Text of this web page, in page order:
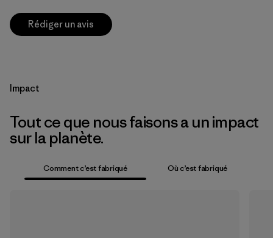
Rédiger un avis
Impact
Tout ce que nous faisons a un impact
sur la planète.
Comment c’est fabriqué Où c’est fabriqué